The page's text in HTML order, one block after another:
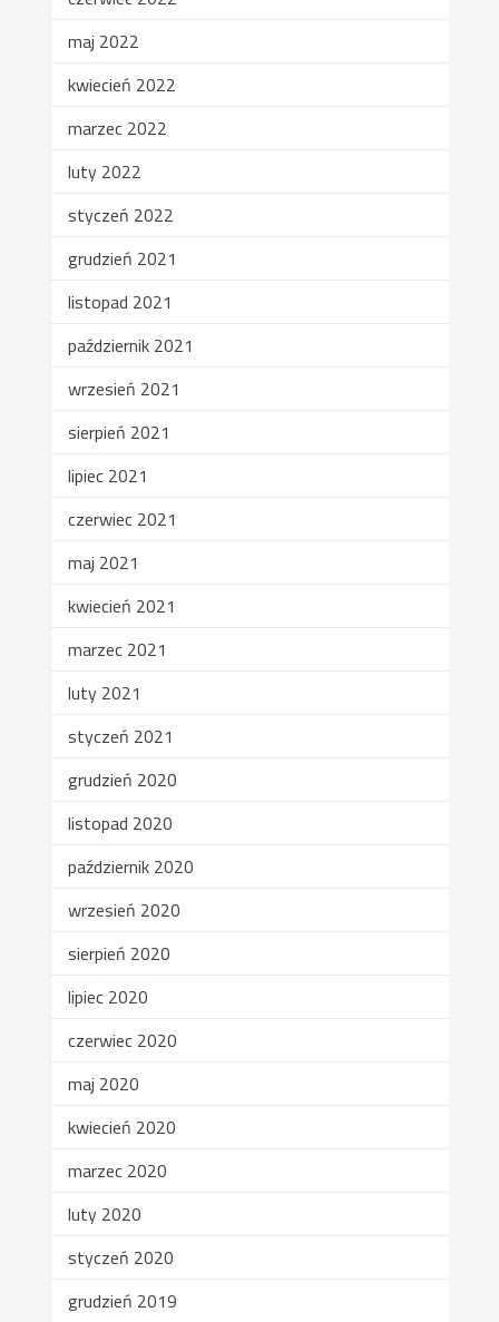
maj 2022
kwiecień 2022
marzec 2022
luty 2022
styczeń 2022
grudzień 2021
listopad 2021
październik 2021
wrzesień 2021
sierpień 2021
lipiec 2021
czerwiec 2021
maj 2021
kwiecień 2021
marzec 2021
luty 2021
styczeń 2021
grudzień 2020
listopad 2020
październik 2020
wrzesień 2020
sierpień 2020
lipiec 2020
czerwiec 2020
maj 2020
kwiecień 2020
marzec 2020
luty 2020
styczeń 2020
grudzień 2019